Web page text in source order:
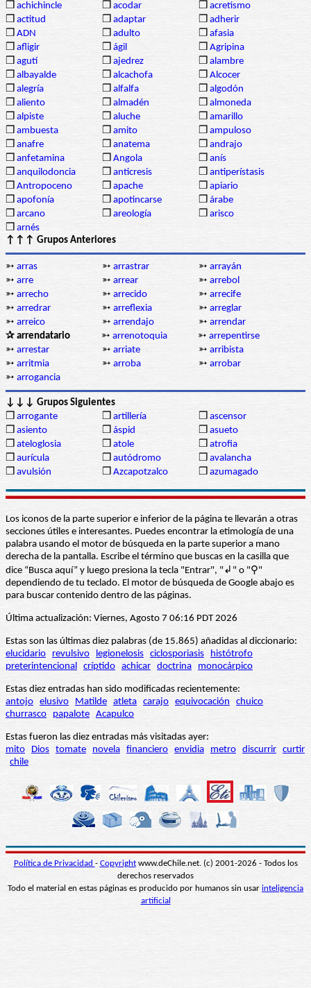
❒ achichincle ❒ acodar ❒ acretismo
❒ actitud ❒ adaptar ❒ adherir
❒ ADN ❒ adulto ❒ afasia
❒ afligir ❒ ágil ❒ Agripina
❒ agutí ❒ ajedrez ❒ alambre
❒ albayalde ❒ alcachofa ❒ Alcocer
❒ alegría ❒ alfalfa ❒ algodón
❒ aliento ❒ almadén ❒ almoneda
❒ alpiste ❒ aluche ❒ amarillo
❒ ambuesta ❒ amito ❒ ampuloso
❒ anafre ❒ anatema ❒ andrajo
❒ anfetamina ❒ Angola ❒ anís
❒ anquilodoncia ❒ anticresis ❒ antiperístasis
❒ Antropoceno ❒ apache ❒ apiario
❒ apofonía ❒ apotincarse ❒ árabe
❒ arcano ❒ areología ❒ arisco
❒ arnés
↑↑↑ Grupos Anteriores
➳ arras ➳ arrastrar ➳ arrayán
➳ arre ➳ arrear ➳ arrebol
➳ arrecho ➳ arrecido ➳ arrecife
➳ arredrar ➳ arreflexia ➳ arreglar
➳ arreico ➳ arrendajo ➳ arrendar
✰ arrendatario
➳ arrenotoquia ➳ arrepentirse
➳ arrestar ➳ arriate ➳ arribista
➳ arritmia ➳ arroba ➳ arrobar
➳ arrogancia
↓↓↓ Grupos Siguientes
❒ arrogante ❒ artillería ❒ ascensor
❒ asiento ❒ áspid ❒ asueto
❒ ateloglosia ❒ atole ❒ atrofia
❒ aurícula ❒ autódromo ❒ avalancha
❒ avulsión ❒ Azcapotzalco ❒ azumagado
Los iconos de la parte superior e inferior de la página te llevarán a otras
secciones útiles e interesantes. Puedes encontrar la etimología de una
palabra usando el motor de búsqueda en la parte superior a mano
derecha de la pantalla. Escribe el término que buscas en la casilla que
dice “Busca aquí” y luego presiona la tecla "Entrar", "↲" o "⚲"
dependiendo de tu teclado. El motor de búsqueda de Google abajo es
para buscar contenido dentro de las páginas.
Última actualización: Viernes, Agosto 7 06:16 PDT 2026
Estas son las últimas diez palabras (de 15.865) añadidas al diccionario:
elucidario
revulsivo legionelosis ciclosporiasis
histótrofo
preterintencional críptido achicar doctrina monocárpico
Estas diez entradas han sido modificadas recientemente:
antojo elusivo Matilde atleta carajo equivocación
chuico
churrasco
papalote Acapulco
Estas fueron las diez entradas más visitadas ayer:
mito
Dios tomate novela financiero envidia metro discurrir curtir
chile
Política de Privacidad - Copyrightwww.deChile.net. (c) 2001-2026 - Todos los
derechos reservados
Todo el material en estas páginas es producido por humanos sin usar inteligencia
artificial